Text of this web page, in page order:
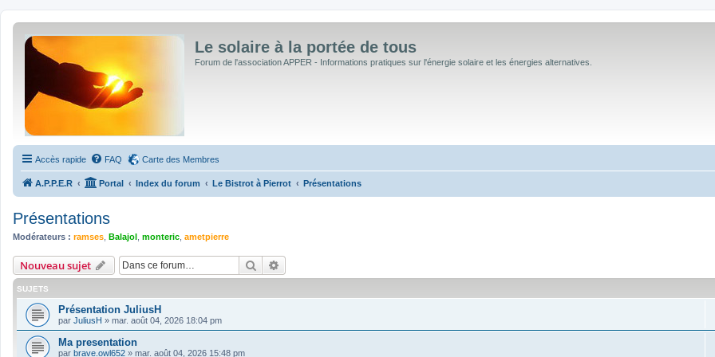
Le solaire à la portée de tous
Forum de l'association APPER - Informations pratiques sur l'énergie solaire et les énergies alternatives.
Accès rapide FAQ Carte des Membres
A.P.P.E.R Portal Index du forum Le Bistrot à Pierrot Présentations
Présentations
Modérateurs : ramses Balajol monteric ametpierre
Nouveau sujet Rechercher
SUJETS
Présentation JuliusH
par JuliusH » mar. août 04, 2026 18:04 pm
Ma presentation
par brave.owl652 » mar. août 04, 2026 15:48 pm